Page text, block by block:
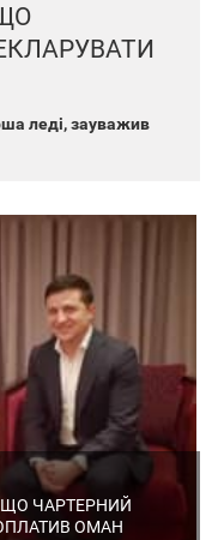
леді, зауважив
ЩО ЧАРТЕРНИЙ
ОМАН